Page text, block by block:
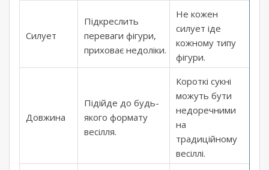
Силует
Підкреслить
переваги фігури,
приховає недоліки.
Не кожен
силует іде
кожному типу
фігури.
Довжина
Підійде до будь-
якого формату
весілля.
Короткі сукні
можуть бути
недоречними
на
традиційному
весіллі.